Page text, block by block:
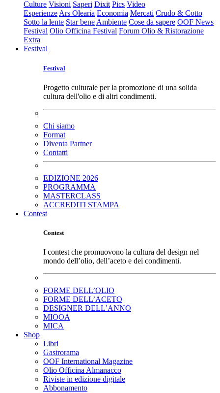
Culture Visioni Saperi Dixit Pics Video
Esperienze Ars Olearia Economia Mercati Crudo & Cotto
Sotto la lente Star bene Ambiente Cose da sapere OOF News
Festival Olio Officina Festival Forum Olio & Ristorazione
Extra
Festival
Festival
Progetto culturale per la promozione di una solida
cultura dell'olio e di altri condimenti.
Chi siamo
Format
Diventa Partner
Contatti
EDIZIONE 2026
PROGRAMMA
MASTERCLASS
ACCREDITI STAMPA
Contest
Contest
I contest che promuovono la cultura del design nel
mondo dell’olio, dell’aceto e dei condimenti.
FORME DELL’OLIO
FORME DELL’ACETO
DESIGNER DELL’ANNO
MIOOA
MICA
Shop
Libri
Gastrorama
OOF International Magazine
Olio Officina Almanacco
Riviste in edizione digitale
Abbonamento